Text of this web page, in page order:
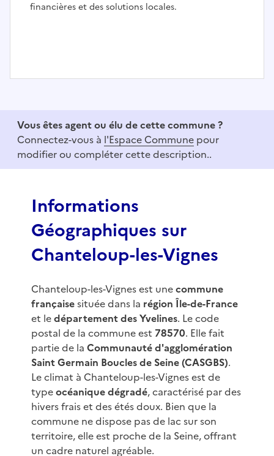
financières et des solutions locales.
f
Vous êtes agent ou élu de cette commune ?
Connectez-vous à l'Espace Commune pour
modifier ou compléter cette description..
Informations
Géographiques sur
Chanteloup-les-Vignes
Chanteloup-les-Vignes est unecommune
françaisesituée dans la région Île-de-France
et ledépartement des Yvelines. Le code
postal de la commune est 78570. Elle fait
partie de la Communauté d'agglomération
Saint Germain Boucles de Seine (CASGBS).
Le climat à Chanteloup-les-Vignes est de
typeocéanique dégradé, caractérisé par des
hivers frais et des étés doux. Bien que la
commune ne dispose pas de lac sur son
territoire, elle est proche de la Seine, offrant
un cadre naturel agréable.